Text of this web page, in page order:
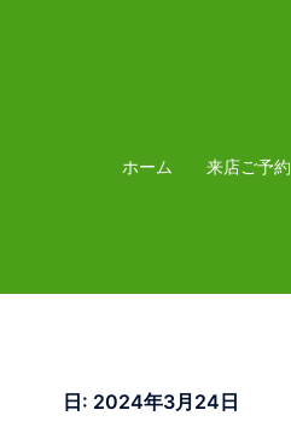
プ
ホーム 来店ご予約
日: 2024年3月24日